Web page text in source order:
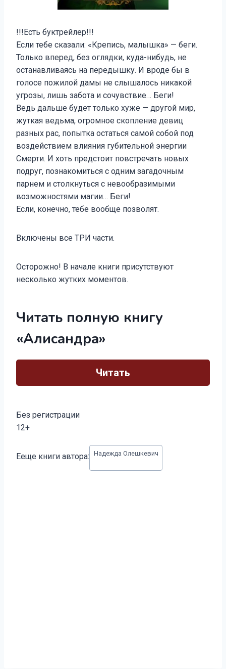
!!!Есть буктрейлер!!!
Если тебе сказали: «Крепись, малышка» — беги.
Только вперед, без оглядки, куда-нибудь, не
останавливаясь на передышку. И вроде бы в
голосе пожилой дамы не слышалось никакой
угрозы, лишь забота и сочувствие… Беги!
Ведь дальше будет только хуже — другой мир,
жуткая ведьма, огромное скопление девиц
разных рас, попытка остаться самой собой под
воздействием влияния губительной энергии
Смерти. И хоть предстоит повстречать новых
подруг, познакомиться с одним загадочным
парнем и столкнуться с невообразимыми
возможностями магии… Беги!
Если, конечно, тебе вообще позволят.
Включены все ТРИ части.
Осторожно! В начале книги присутствуют
несколько жутких моментов.
Читать полную книгу
«Алисандра»
Читать
Без регистрации
12+
записи:
Ееще книги автора: Надежда Олешкевич